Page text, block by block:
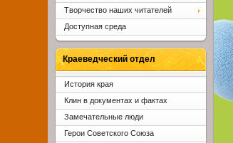
Творчество наших читателей
Доступная среда
Краеведческий отдел
История края
Клин в документах и фактах
Замечательные люди
Герои Советского Союза